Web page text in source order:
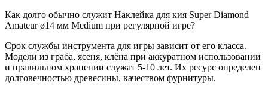
Как долго обычно служит Наклейка для кия Super Diamond
Amateur ø14 мм Medium при регулярной игре?
Срок службы инструмента для игры зависит от его класса.
Модели из граба, ясеня, клёна при аккуратном использовании
и правильном хранении служат 5-10 лет. Их ресурс определен
долговечностью древесины, качеством фурнитуры.